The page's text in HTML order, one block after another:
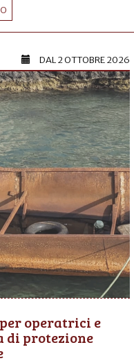
DAL2 OTTOBRE 2026
operatrici e
di protezione